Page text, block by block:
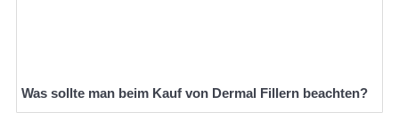
Was sollte man beim Kauf von Dermal Fillern beachten?